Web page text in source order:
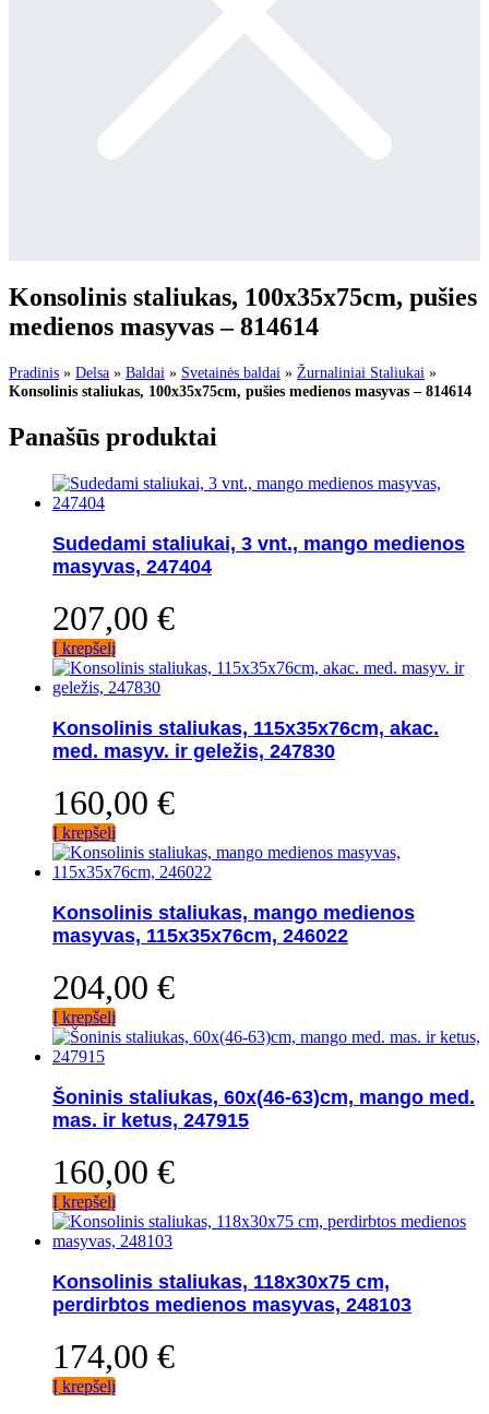
Konsolinis staliukas, 100x35x75cm, pušies
medienos masyvas – 814614
Pradinis » Delsa » Baldai » Svetainės baldai » Žurnaliniai Staliukai »
Konsolinis staliukas, 100x35x75cm, pušies medienos masyvas – 814614
Panašūs produktai
Sudedami staliukai, 3 vnt., mango medienos
masyvas, 247404
207,00 €
Į krepšelį
Konsolinis staliukas, 115x35x76cm, akac.
med. masyv. ir geležis, 247830
160,00 €
Į krepšelį
Konsolinis staliukas, mango medienos
masyvas, 115x35x76cm, 246022
204,00 €
Į krepšelį
Šoninis staliukas, 60x(46-63)cm, mango med.
mas. ir ketus, 247915
160,00 €
Į krepšelį
Konsolinis staliukas, 118x30x75 cm,
perdirbtos medienos masyvas, 248103
174,00 €
Į krepšelį